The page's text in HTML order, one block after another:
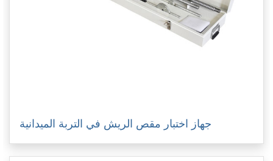
جهاز اختبار مقص الريش في التربة الميدانية